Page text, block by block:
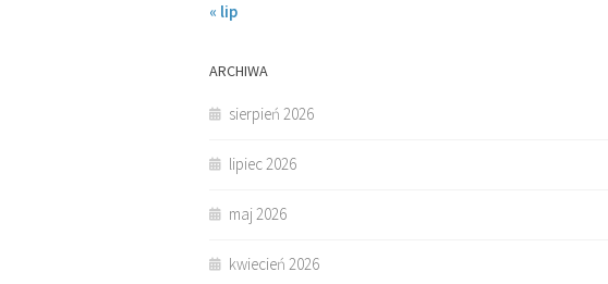
« lip
ARCHIWA
sierpień 2026
lipiec 2026
maj 2026
kwiecień 2026